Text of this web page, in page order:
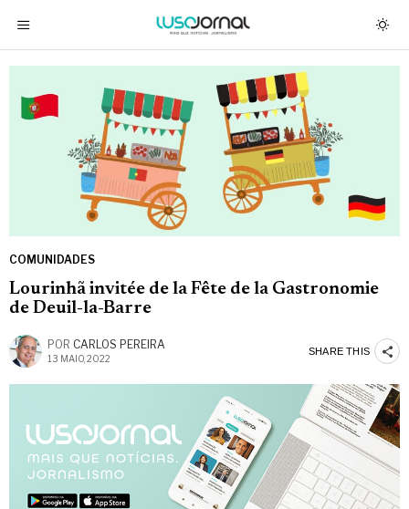
COMUNIDADES
Lourinhã invitée de la Fête de la Gastronomie
de Deuil-la-Barre
POR CARLOS PEREIRA
13 MAIO, 2022
SHARE THIS